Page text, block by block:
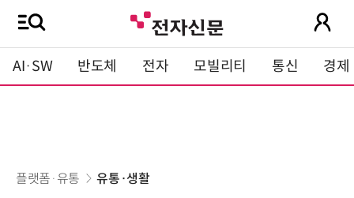
AI·SW 반도체 전자 모빌리티 통신 경제
플랫폼·유통 유통·생활